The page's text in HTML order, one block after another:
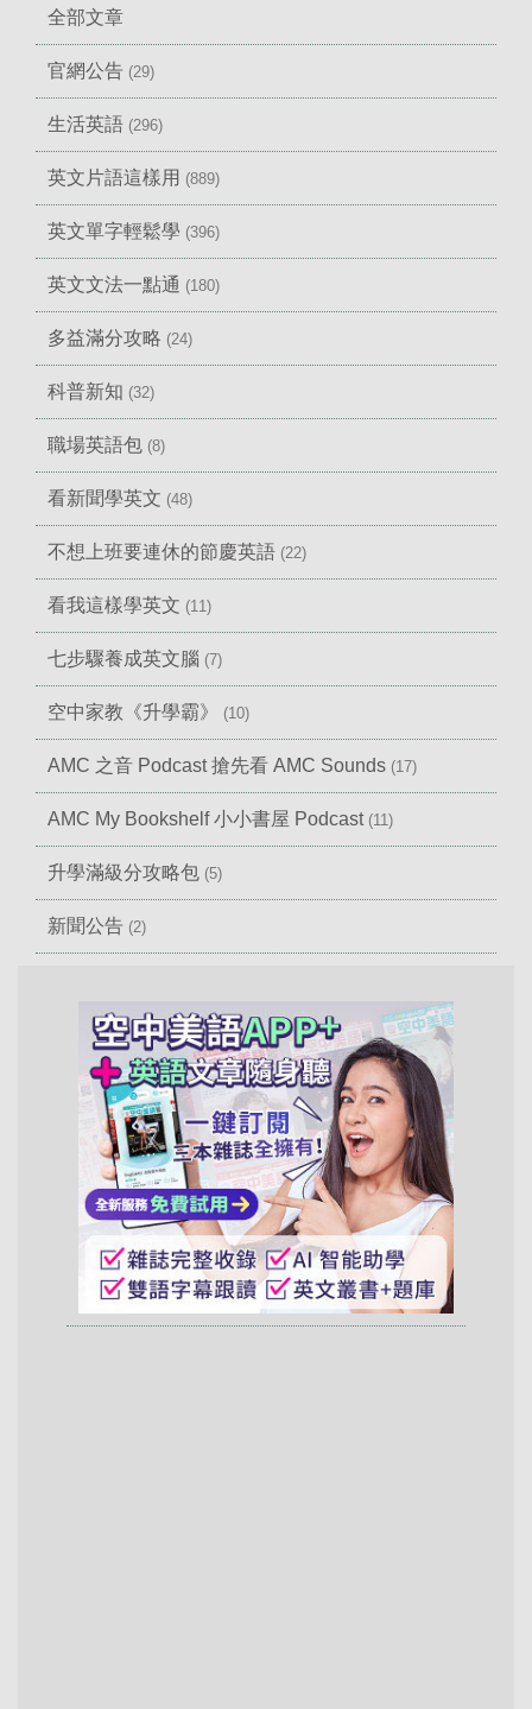
全部文章
官網公告 (29)
生活英語 (296)
英文片語這樣用 (889)
英文單字輕鬆學 (396)
英文文法一點通 (180)
多益滿分攻略 (24)
科普新知 (32)
職場英語包 (8)
看新聞學英文 (48)
不想上班要連休的節慶英語 (22)
看我這樣學英文 (11)
七步驟養成英文腦 (7)
空中家教《升學霸》 (10)
AMC 之音 Podcast 搶先看 AMC Sounds (17)
AMC My Bookshelf 小小書屋 Podcast (11)
升學滿級分攻略包 (5)
新聞公告 (2)